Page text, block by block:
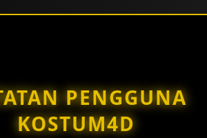
PENGGUNA
KOSTUM4D